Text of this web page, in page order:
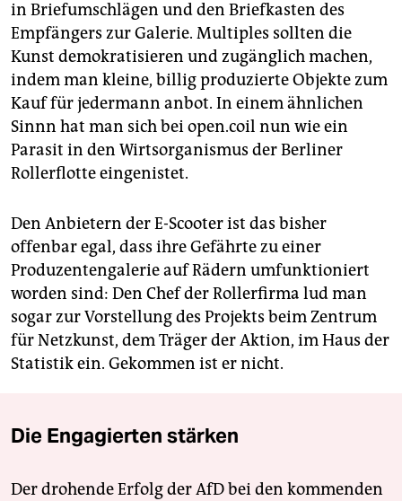
in Briefumschlägen und den Briefkasten des
Empfängers zur Galerie. Multiples sollten die
Kunst demokratisieren und zugänglich machen,
indem man kleine, billig produzierte Objekte zum
Kauf für jedermann anbot. In einem ähnlichen
Sinnn hat man sich bei open.coil nun wie ein
Parasit in den Wirtsorganismus der Berliner
Rollerflotte eingenistet.
Den Anbietern der E-Scooter ist das bisher
offenbar egal, dass ihre Gefährte zu einer
Produzentengalerie auf Rädern umfunktioniert
worden sind: Den Chef der Rollerfirma lud man
sogar zur Vorstellung des Projekts beim Zentrum
für Netzkunst, dem Träger der Aktion, im Haus der
Statistik ein. Gekommen ist er nicht.
Die Engagierten stärken
Der drohende Erfolg der AfD bei den kommenden